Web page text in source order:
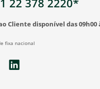
Cliente disponível das 09h00
fixa nacional